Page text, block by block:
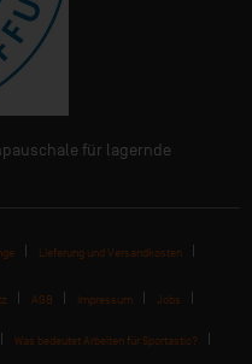
für lagernde
Lieferung und Versandkosten
AGB Impressum Jobs
Was bedeutet Arbeiten für Sportastic?